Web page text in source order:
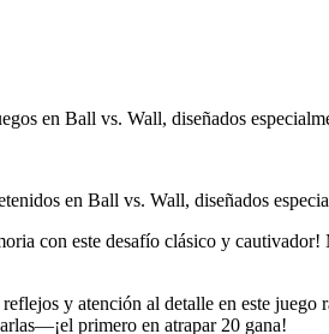
en Ball vs. Wall, diseñados
en Ball vs. Wall, diseñados
con este desafío clásico y
reflejos y atención al detalle en este
primero en atrapar 20 gana!